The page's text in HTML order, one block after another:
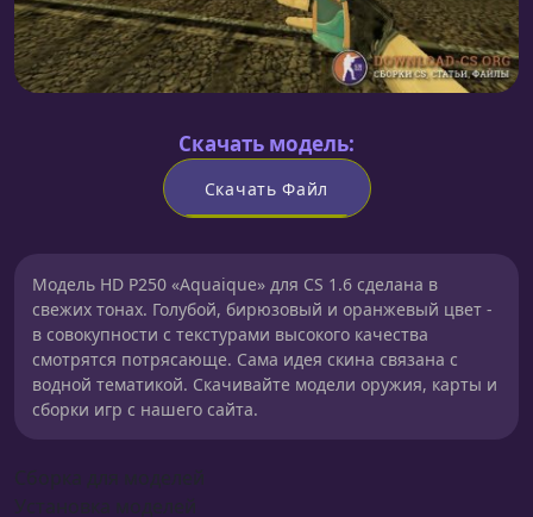
Скачать модель:
Скачать Файл
Модель HD P250 «Aquaique» для CS 1.6 сделана в
свежих тонах. Голубой, бирюзовый и оранжевый цвет -
в совокупности с текстурами высокого качества
смотрятся потрясающе. Сама идея скина связана с
водной тематикой. Скачивайте модели оружия, карты и
сборки игр с нашего сайта.